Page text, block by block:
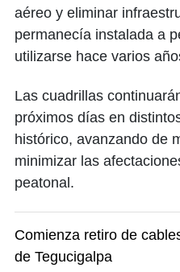
aéreo y eliminar
permanecía instalada a
utilizarse hace varios
Las cuadrillas
próximos días en
histórico, avanzando de
minimizar las
peatonal.
Comienza retiro de
de Tegucigalpa